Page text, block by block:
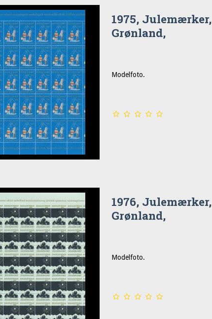
1975, Julemærker,
Grønland,
Modelfoto.
1976, Julemærker,
Grønland,
Modelfoto.